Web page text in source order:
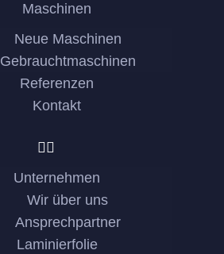
Maschinen
Neue Maschinen
Gebrauchtmaschinen
Referenzen
Kontakt
Unternehmen
Wir über uns
Ansprechpartner
Laminierfolie